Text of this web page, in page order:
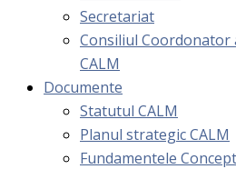
Secretariat
Consiliul Coordonator
CALM
Documente
Statutul CALM
Planul strategic CALM
Fundamentele